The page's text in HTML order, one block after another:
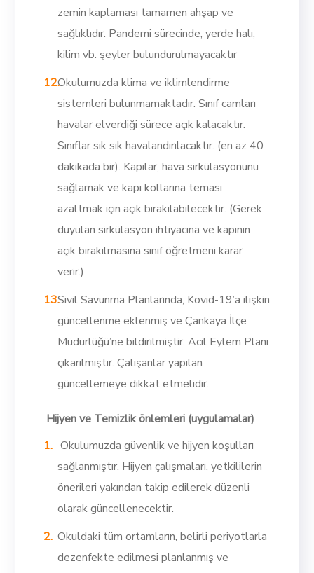
zemin kaplaması tamamen ahşap ve
sağlıklıdır. Pandemi sürecinde, yerde halı,
kilim vb. şeyler bulundurulmayacaktır
Okulumuzda klima ve iklimlendirme
sistemleri bulunmamaktadır. Sınıf camları
havalar elverdiği sürece açık kalacaktır.
Sınıflar sık sık havalandırılacaktır. (en az 40
dakikada bir). Kapılar, hava sirkülasyonunu
sağlamak ve kapı kollarına teması
azaltmak için açık bırakılabilecektir. (Gerek
duyulan sirkülasyon ihtiyacına ve kapının
açık bırakılmasına sınıf öğretmeni karar
verir.)
Sivil Savunma Planlarında, Kovid-19’a ilişkin
güncellenme eklenmiş ve Çankaya İlçe
Müdürlüğü’ne bildirilmiştir. Acil Eylem Planı
çıkarılmıştır. Çalışanlar yapılan
güncellemeye dikkat etmelidir.
Hijyen ve Temizlik önlemleri (uygulamalar)
Okulumuzda güvenlik ve hijyen koşulları
sağlanmıştır. Hijyen çalışmaları, yetkililerin
önerileri yakından takip edilerek düzenli
olarak güncellenecektir.
Okuldaki tüm ortamların, belirli periyotlarla
dezenfekte edilmesi planlanmış ve